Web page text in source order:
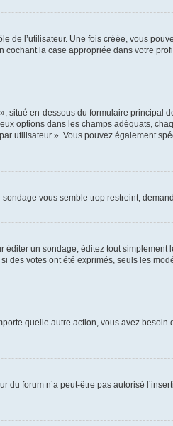
de l’utilisateur. Une fois créée, vous
la case appropriée dans votre
situé en-dessous du formulaire principal
options dans les champs adéquats,
utilisateur ». Vous pouvez également
vous semble trop restreint,
un sondage, éditez tout
des votes ont été exprimés, seuls les
quelle autre action, vous avez
forum n’a peut-être pas autorisé